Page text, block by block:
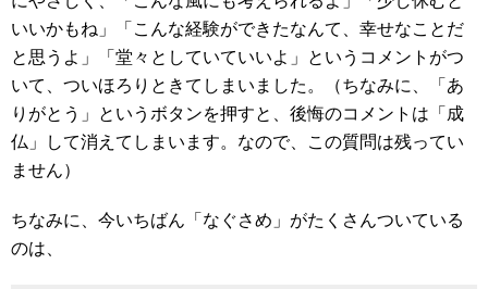
いいかもね」「こんな経験ができたなんて、幸せなことだ
と思うよ」「堂々としていていいよ」というコメントがつ
いて、ついほろりときてしまいました。（ちなみに、「あ
りがとう」というボタンを押すと、後悔のコメントは「成
仏」して消えてしまいます。なので、この質問は残ってい
ません）
ちなみに、今いちばん「なぐさめ」がたくさんついている
のは、